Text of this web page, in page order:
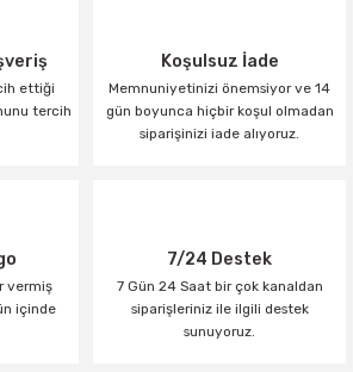
ettiği
tercih
Koşulsuz İade
Memnuniyetinizi önemsiyor ve 14
gün boyunca hiçbir koşul olmadan
siparişinizi iade alıyoruz.
vermiş
içinde
7/24 Destek
7 Gün 24 Saat bir çok kanaldan
siparişleriniz ile ilgili destek
sunuyoruz.